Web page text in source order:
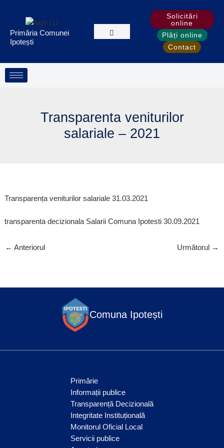
Primăria Comunei
Ipotești
Solicitări
online
Plăți online
Contact
Transparenta veniturilor
salariale – 2021
Transparența veniturilor salariale 31.03.2021
transparenta decizionala Salarii Comuna Ipotesti 30.09.2021
← Anteriorul Următorul →
Comuna Ipotești
Primărie
Informații publice
Transparență Decizională
Integritate Instituțională
Monitorul Oficial Local
Servicii publice